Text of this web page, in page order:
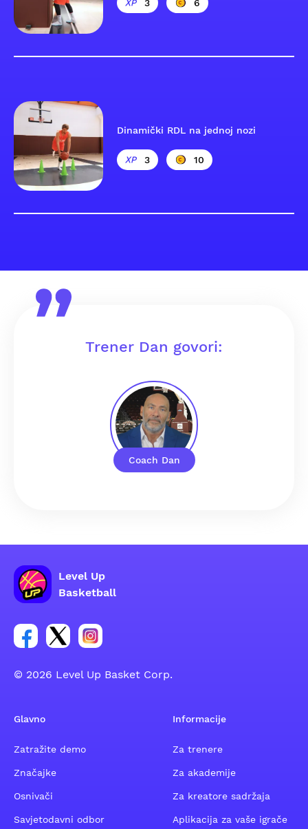
3 6
Dinamički RDL na jednoj nozi
3 10
Coach Dan
Trener Dan govori:
Level Up
Basketball
Poveznica za Facebook grupu
Poveznica za Twitter grupu
Poveznica za Instagram grupu
© 2026 Level Up Basket Corp.
Glavno
Zatražite demo
Značajke
Osnivači
Savjetodavni odbor
Informacije
Za trenere
Za akademije
Za kreatore sadržaja
Aplikacija za vaše igrače